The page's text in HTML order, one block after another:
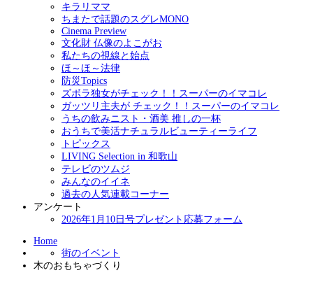
キラリママ
ちまたで話題のスグレMONO
Cinema Preview
文化財 仏像のよこがお
私たちの視線と始点
ほ～ほ～法律
防災Topics
ズボラ独女がチェック！！スーパーのイマコレ
ガッツリ主夫が チェック！！スーパーのイマコレ
うちの飲みニスト・酒美 推しの一杯
おうちで美活ナチュラルビューティーライフ
トピックス
LIVING Selection in 和歌山
テレビのツムジ
みんなのイイネ
過去の人気連載コーナー
アンケート
2026年1月10日号プレゼント応募フォーム
Home
街のイベント
木のおもちゃづくり